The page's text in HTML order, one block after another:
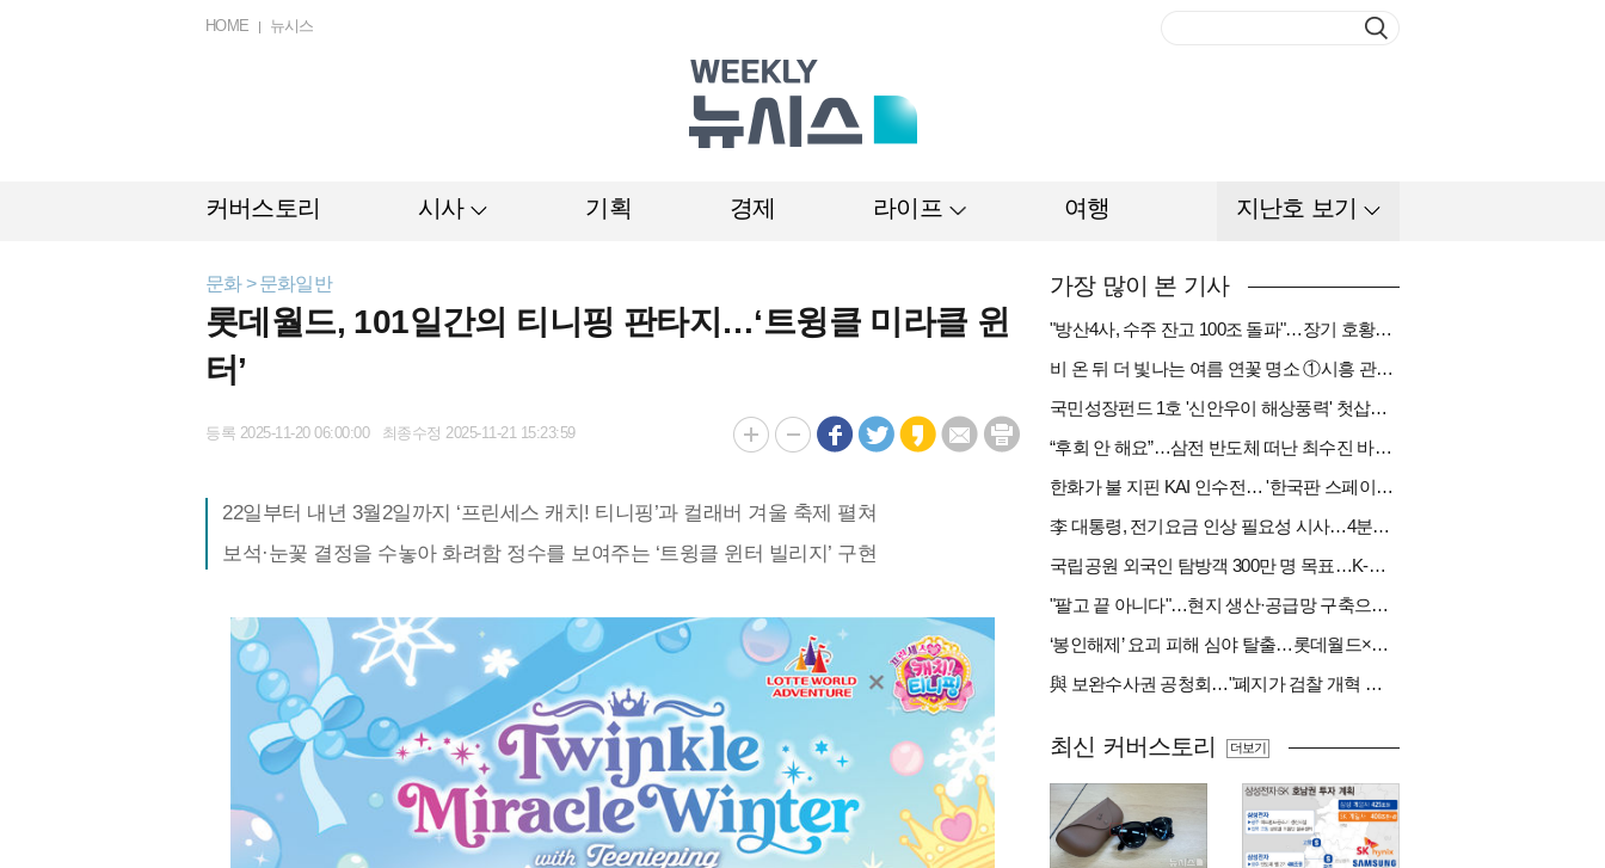
HOME 뉴시스
커버스토리 시사 기획 경제 라이프 여행 지난호 보기
문화 > 문화일반
롯데월드, 101일간의 티니핑 판타지…‘트윙클 미라클 윈
터’
등록 2025-11-20 06:00:00 최종수정 2025-11-21 15:23:59
22일부터 내년 3월2일까지 ‘프린세스 캐치! 티니핑’과 컬래버 겨울 축제 펼쳐
보석·눈꽃 결정을 수놓아 화려함 정수를 보여주는 ‘트윙클 윈터 빌리지’ 구현
가장 많이 본 기사
"방산4사, 수주 잔고 100조 돌파"…장기 호황기 들어섰다[다시 나는 K방산①]
비 온 뒤 더 빛나는 여름 연꽃 명소 ①시흥 관곡지
국민성장펀드 1호 '신안우이 해상풍력' 첫삽…바람소득 시동[하반기 에너지②]
“후회 안 해요”…삼전 반도체 떠난 최수진 바텐더의 ‘피어오름’[피플]
한화가 불 지핀 KAI 인수전… '한국판 스페이스X' 탄생 촉각[다시 나는 K방산③]
李 대통령, 전기요금 인상 필요성 시사…4분기엔 오를까
국립공원 외국인 탐방객 300만 명 목표…K-트레킹 키운다
"팔고 끝 아니다"…현지 생산·공급망 구축으로 글로벌 진입장벽 돌파[다시 나는 K방산②]
‘봉인해제’ 요괴 피해 심야 탈출…롯데월드×당근
與 보완수사권 공청회…"폐지가 검찰 개혁 아냐" vs "보완수사권은 전면 재수사권"(종합)
최신 커버스토리 더보기